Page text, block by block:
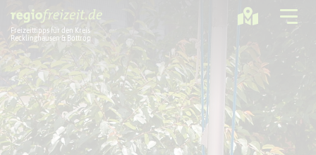
Freizeittipps für den Kreis
Recklinghausen & Bottrop
Ausflugstipps
Sport + Bewegung
Aktuelles